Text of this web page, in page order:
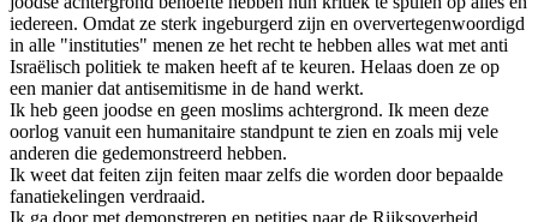
iedereen. Omdat ze sterk ingeburgerd zijn en oververtegenwoordigd
in alle "instituties" menen ze het recht te hebben alles wat met anti
Israëlisch politiek te maken heeft af te keuren. Helaas doen ze op
een manier dat antisemitisme in de hand werkt.
Ik heb geen joodse en geen moslims achtergrond. Ik meen deze
oorlog vanuit een humanitaire standpunt te zien en zoals mij vele
anderen die gedemonstreerd hebben.
Ik weet dat feiten zijn feiten maar zelfs die worden door bepaalde
fanatiekelingen verdraaid.